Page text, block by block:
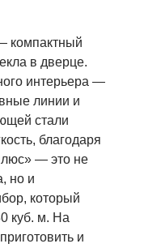
компактный
в дверце.
интерьера —
линии и
стали
благодаря
— это не
но и
который
куб. м. На
и